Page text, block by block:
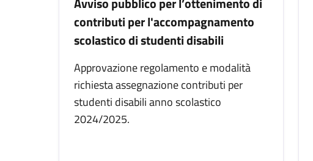
contributi per l'accompagnamento
scolastico di studenti disabili
Approvazione regolamento e modalità
richiesta assegnazione contributi per
studenti disabili anno scolastico
2024/2025.